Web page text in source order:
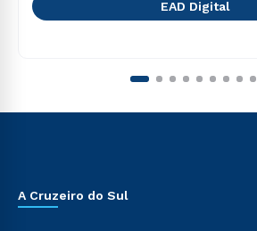
EAD Digital
A Cruzeiro do Sul